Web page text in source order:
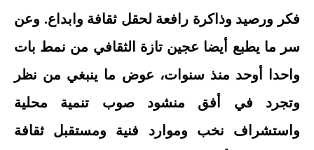
فكر ورصيد وذاكرة رافعة لحقل ثقافة وابداع. وعن
سر ما يطبع أيضا عجين تازة الثقافي من نمط بات
واحدا أوحد منذ سنوات، عوض ما ينبغي من نظر
وتجرد في أفق منشود صوب تنمية محلية
واستشراف نخب وموارد فنية ومستقبل ثقافة